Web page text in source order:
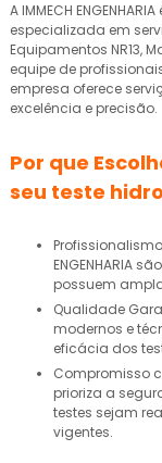
A IMMECH
especializada em
Equipamentos NR13,
equipe de
empresa oferece
excelência e precisão.
Por que
seu teste
Profissionalismo: Todos os profissionais da IMMECH
ENGENHARIA
possuem
Qualidade Garantida: A empresa utiliza equipamentos
modernos e
eficácia dos
Compromisso com a Segurança: A IMMECH ENGENHARIA
prioriza a
testes sejam
vigentes.